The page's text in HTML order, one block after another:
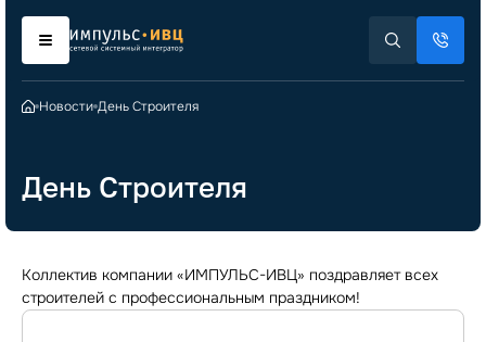
Новости День Строителя
День Строителя
Коллектив компании «ИМПУЛЬС-ИВЦ» поздравляет всех
строителей с профессиональным праздником!